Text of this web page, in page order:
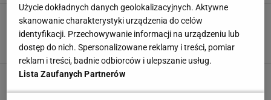
Przepisy na proste śniadanie, które zjesz przed
pracą. Niektóre będą gotowe w kilka minut
NEWS POMYSŁ NA ŚNIADANIE PROSTY PRZEPIS
Śniadanie na słodko. Szybkie przepisy na
posiłek dla całej rodziny. Niektóre dania
Użycie dokładnych danych geolokalizacyjnych. Aktywne
skanowanie charakterystyki urządzenia do celów
identyfikacji. Przechowywanie informacji na urządzeniu lub
dostęp do nich. Spersonalizowane reklamy i treści, pomiar
reklam i treści, badnie odbiorców i ulepszanie usług.
Lista Zaufanych Partnerów